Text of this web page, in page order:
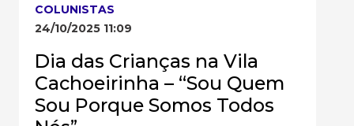
COLUNISTAS
24/10/2025 11:09
Dia das Crianças na Vila
Cachoeirinha – “Sou Quem
Sou Porque Somos Todos